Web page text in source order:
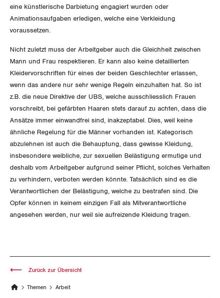
Solothurn
Tessin
Thurgau
Uri
Waadt
eine künstlerische Darbietung engagiert wurden oder
Animationsaufgaben erledigen, welche eine Verkleidung
voraussetzen.
Nicht zuletzt muss der Arbeitgeber auch die Gleichheit zwischen
Mann und Frau respektieren. Er kann also keine detaillierten
Kleidervorschriften für eines der beiden Geschlechter erlassen,
wenn das andere nur sehr wenige Regeln einzuhalten hat. So ist
z.B. die neue Direktive der UBS, welche ausschliesslich Frauen
vorschreibt, bei gefärbten Haaren stets darauf zu achten, dass die
Ansätze immer einwandfrei sind, inakzeptabel. Dies, weil keine
ähnliche Regelung für die Männer vorhanden ist. Kategorisch
abzulehnen ist auch die Behauptung, dass gewisse Kleidung,
insbesondere weibliche, zur sexuellen Belästigung ermutige und
deshalb vom Arbeitgeber aufgrund seiner Pflicht, solches Verhalten
zu verhindern, verboten werden könnte. Tatsächlich sind es die
Verantwortlichen der Belästigung, welche zu bestrafen sind. Die
Opfer können in keinem einzigen Fall als Mitverantwortliche
angesehen werden, nur weil sie aufreizende Kleidung tragen.
Themen Arbeit
Zurück zur Übersicht